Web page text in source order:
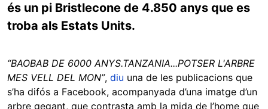
és un pi Bristlecone de 4.850 anys que es
troba als Estats Units.
“BAOBAB DE 6000 ANYS.TANZANIA...POTSER L'ARBRE
MES VELL DEL MON”, diu una de les publicacions que
s’ha difós a Facebook, acompanyada d’una imatge d’un
arbre gegant, que contrasta amb la mida de l’home que